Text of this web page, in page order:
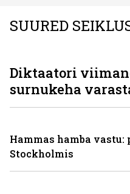
SUURED
Diktaatori
surnukeha
Hammas hamba
Stockholmis